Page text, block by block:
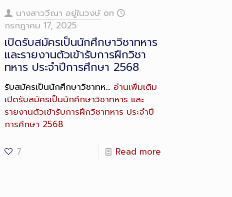
Description
นางสาววีณา อยู่ในวงษ์ on
กรกฎาคม 17, 2025
เปิดรับสมัครเป็นนักศึกษาวิชาทหาร
และรายงานตัวเข้ารับการฝึกวิชา
ทหาร ประจำปีการศึกษา 2568
รับสมัครเป็นนักศึกษาวิชาทห… อ่านเพิ่มเติม
เปิดรับสมัครเป็นนักศึกษาวิชาทหาร และ
รายงานตัวเข้ารับการฝึกวิชาทหาร ประจำปี
การศึกษา 2568
7 Read more